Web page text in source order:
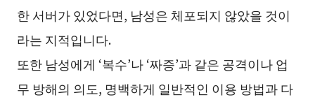
한 서버가 있었다면, 남성은 체포되지 않았을 것이
라는 지적입니다.
또한 남성에게 ‘복수’나 ‘짜증’과 같은 공격이나 업
무 방해의 의도, 명백하게 일반적인 이용 방법과 다